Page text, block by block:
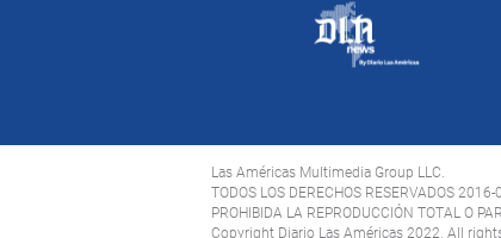
Las Américas Multimedia Group LLC.
TODOS LOS DERECHOS RESERVADOS 2016-
PROHIBIDA LA REPRODUCCIÓN TOTAL O
Copyright Diario Las Américas 2022. All